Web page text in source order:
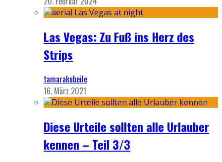
Las Vegas: Zu Fuß ins Herz des
Strips
tamarakubeile
16. März 2021
Diese Urteile sollten alle Urlauber
kennen – Teil 3/3